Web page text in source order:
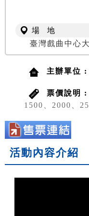
場 地
臺灣戲曲中心
主辦單位 :
票價說明 :
1500、2000、
活動內容介紹